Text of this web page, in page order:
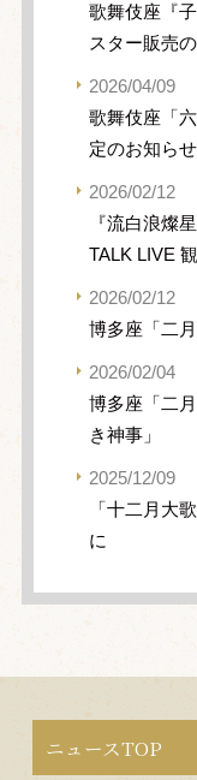
歌舞伎座『
スター販売
2026/04/09
歌舞伎座「
定のお知らせ
2026/02/12
『流白浪燦
TALK LIVE
2026/02/12
博多座「二
2026/02/04
博多座「二
き神事」
2025/12/09
「十二月大
に
ニュースTOP